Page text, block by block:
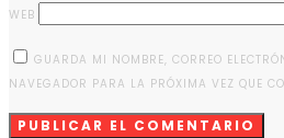
WEB
GUARDA MI NOMBRE, CORREO
NAVEGADOR PARA LA PRÓXIMA VEZ QUE